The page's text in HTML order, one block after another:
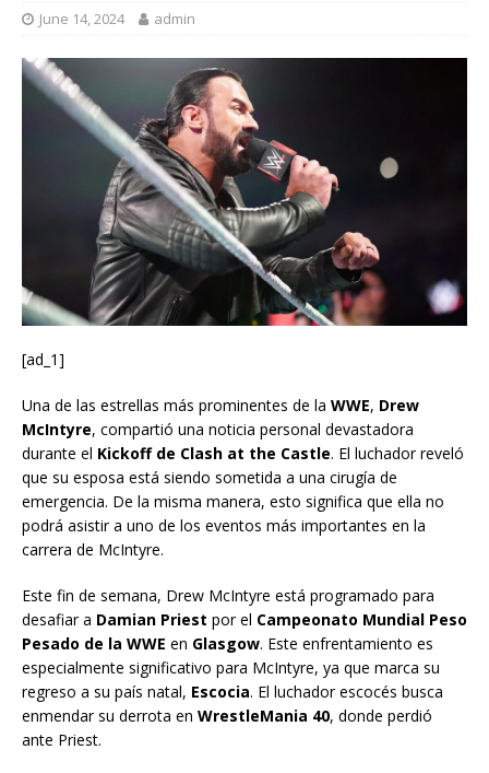
June 14, 2024 admin
[ad_1]
Una de las estrellas más prominentes de la WWE, Drew
McIntyre, compartió una noticia personal devastadora
durante el Kickoff de Clash at the Castle. El luchador reveló
que su esposa está siendo sometida a una cirugía de
emergencia. De la misma manera, esto significa que ella no
podrá asistir a uno de los eventos más importantes en la
carrera de McIntyre.
Este fin de semana, Drew McIntyre está programado para
desafiar a Damian Priest por el Campeonato Mundial Peso
Pesado de la WWE en Glasgow. Este enfrentamiento es
especialmente significativo para McIntyre, ya que marca su
regreso a su país natal, Escocia. El luchador escocés busca
enmendar su derrota en WrestleMania 40, donde perdió
ante Priest.